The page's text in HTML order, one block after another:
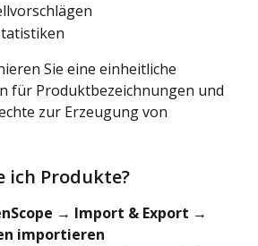
Sie eine einheitliche
für Produktbezeichnungen und
zur Erzeugung von
ich Produkte?
→ Import & Export →
importieren